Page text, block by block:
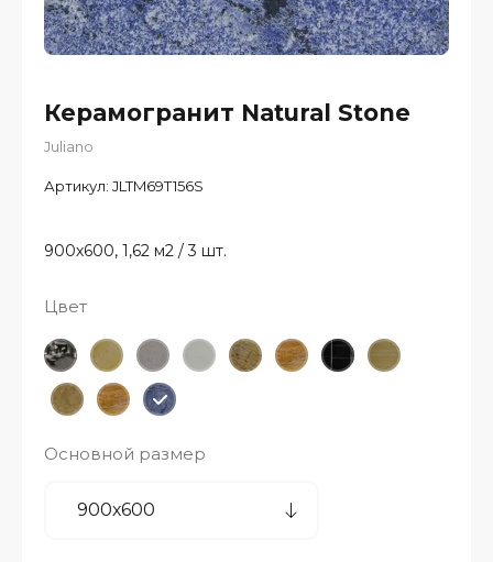
Керамогранит Natural Stone
Juliano
Артикул: JLTM69T156S
900х600, 1,62 м2 / 3 шт.
Цвет
Основной размер